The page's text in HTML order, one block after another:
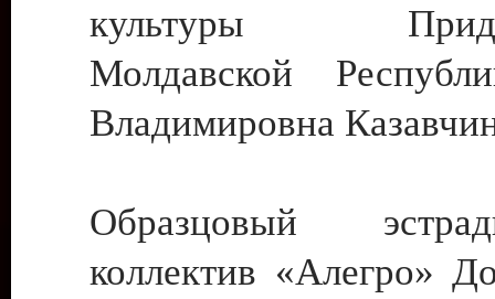
культуры
Молдавской
Владимировна
Образцовый
коллектив «Алегро»